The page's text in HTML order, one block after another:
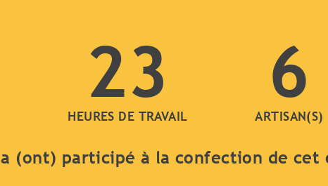
23
HEURES DE TRAVAIL
6
ARTISAN(S)
a (ont) participé à la confection de cet